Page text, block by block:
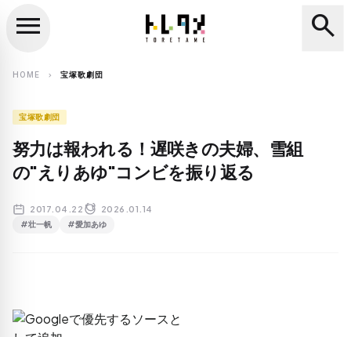
search
menu search
HOME chevron_right 宝塚歌劇団
宝塚歌劇団
努力は報われる！遅咲きの夫婦、雪組
の"えりあゆ"コンビを振り返る
2017.04.22 2026.01.14
#壮一帆 #愛加あゆ